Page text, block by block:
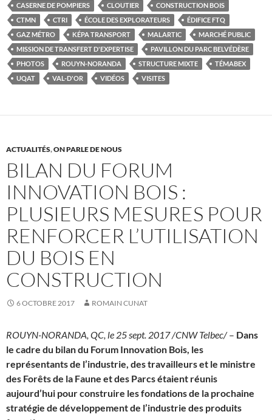
CASERNE DE POMPIERS
CLOUTIER
CONSTRUCTION BOIS
CTMN
CTRI ÉCOLE DES EXPLORATEURS
ÉDIFICE FTQ
GAZ MÉTRO
KÉPA TRANSPORT MALARTIC
MARCHÉ PUBLIC
MISSION DE TRANSFERT D'EXPERTISE
PAVILLON DU PARC BELVÉDÈRE
PHOTOS
ROUYN-NORANDA STRUCTURE MIXTE
TÉMABEX
UQAT
VAL-D'OR VIDÉOS VISITES
ACTUALITÉS,ON PARLE DE NOUS
BILAN DU FORUM
INNOVATION BOIS :
PLUSIEURS MESURES POUR
RENFORCER L’UTILISATION
DU BOIS EN
CONSTRUCTION
6 OCTOBRE 2017 ROMAIN CUNAT
ROUYN-NORANDA, QC , le 25 sept. 2017/CNW Telbec/– Dans
le cadre du bilan du Forum Innovation Bois, les
représentants de l’industrie, des travailleurs et le ministre
des Forêts de la Faune et des Parcs étaient réunis
aujourd’hui pour construire les fondations de la prochaine
stratégie de développement de l’industrie des produits